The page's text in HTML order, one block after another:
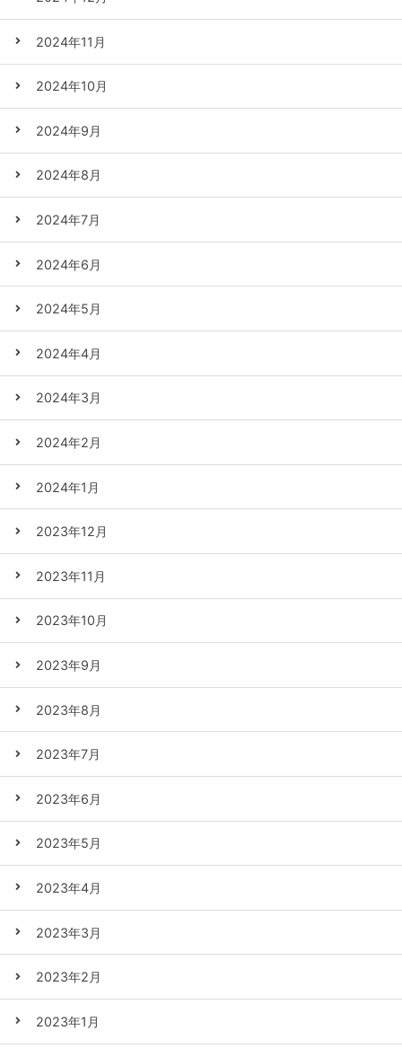
2024年11月
2024年10月
2024年9月
2024年8月
2024年7月
2024年6月
2024年5月
2024年4月
2024年3月
2024年2月
2024年1月
2023年12月
2023年11月
2023年10月
2023年9月
2023年8月
2023年7月
2023年6月
2023年5月
2023年4月
2023年3月
2023年2月
2023年1月